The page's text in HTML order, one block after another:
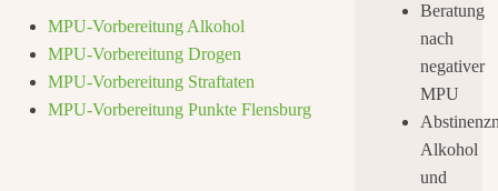
MPU-Vorbereitung Alkohol
MPU-Vorbereitung Drogen
MPU-Vorbereitung Straftaten
MPU-Vorbereitung Punkte Flensburg
Beratung
nach
negativer
MPU
Alkohol
und